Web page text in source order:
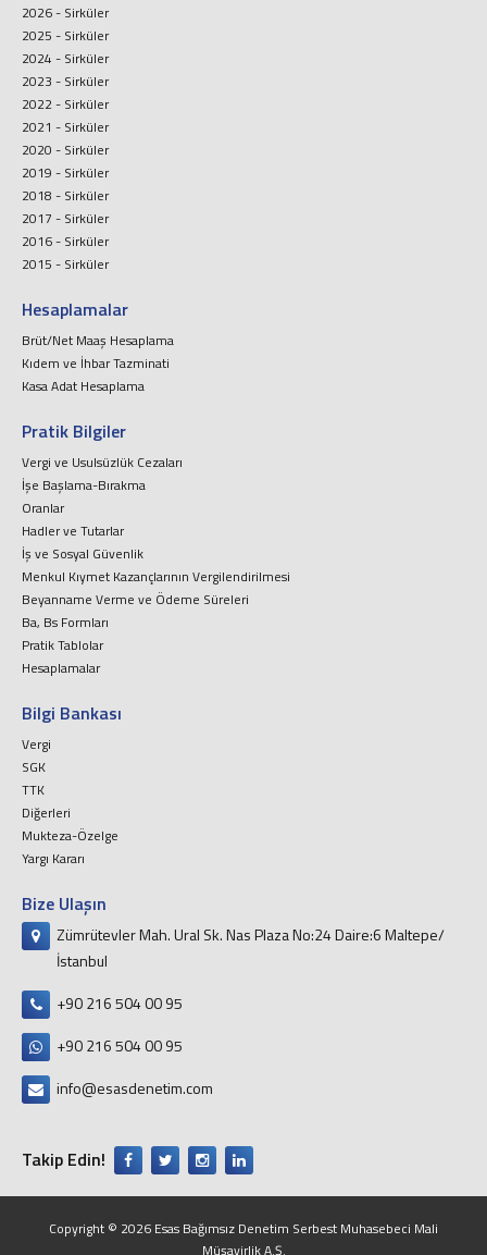
2026 - Sirküler
2025 - Sirküler
2024 - Sirküler
2023 - Sirküler
2022 - Sirküler
2021 - Sirküler
2020 - Sirküler
2019 - Sirküler
2018 - Sirküler
2017 - Sirküler
2016 - Sirküler
2015 - Sirküler
Hesaplamalar
Brüt/Net Maaş Hesaplama
Kıdem ve İhbar Tazminati
Kasa Adat Hesaplama
Pratik Bilgiler
Vergi ve Usulsüzlük Cezaları
İşe Başlama-Bırakma
Oranlar
Hadler ve Tutarlar
İş ve Sosyal Güvenlik
Menkul Kıymet Kazançlarının Vergilendirilmesi
Beyanname Verme ve Ödeme Süreleri
Ba, Bs Formları
Pratik Tablolar
Hesaplamalar
Bilgi Bankası
Vergi
SGK
TTK
Diğerleri
Mukteza-Özelge
Yargı Kararı
Bize Ulaşın
Zümrütevler Mah. Ural Sk. Nas Plaza No:24 Daire:6 Maltepe/
İstanbul
+90 216 504 00 95
+90 216 504 00 95
info@esasdenetim.com
Takip Edin!
Copyright © 2026 Esas Bağımsız Denetim Serbest Muhasebeci Mali
Müşavirlik A.Ş.